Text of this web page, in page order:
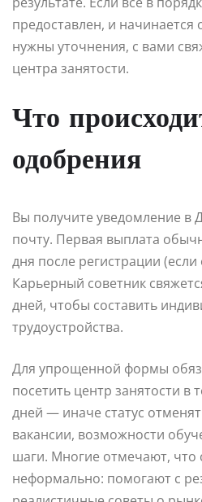
предоставлен, и начинается
нужны уточнения, с вами
центра занятости.
Что
одобрения
Вы получите уведомление в
почту. Первая выплата
дня после регистрации (если
Карьерный советник
дней, чтобы составить
трудоустройства.
Для упрощенной формы
посетить центр занятости в
дней — иначе статус
вакансии, возможности
шаги. Многие отмечают, что
неформально: помогают с